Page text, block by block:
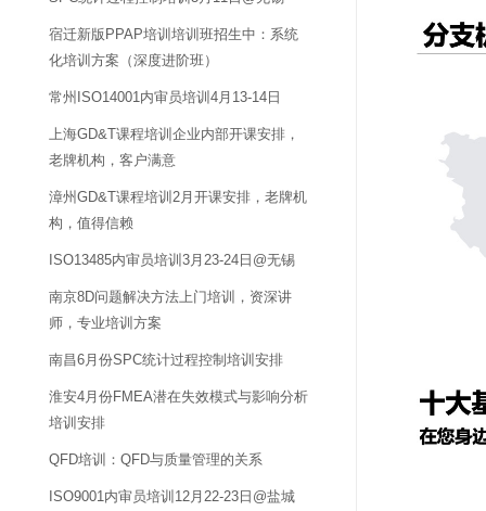
宿迁新版PPAP培训培训班招生中：系统
化培训方案（深度进阶班）
常州ISO14001内审员培训4月13-14日
上海GD&T课程培训企业内部开课安排，
老牌机构，客户满意
漳州GD&T课程培训2月开课安排，老牌机
构，值得信赖
ISO13485内审员培训3月23-24日@无锡
南京8D问题解决方法上门培训，资深讲
师，专业培训方案
南昌6月份SPC统计过程控制培训安排
淮安4月份FMEA潜在失效模式与影响分析
培训安排
QFD培训：QFD与质量管理的关系
ISO9001内审员培训12月22-23日@盐城